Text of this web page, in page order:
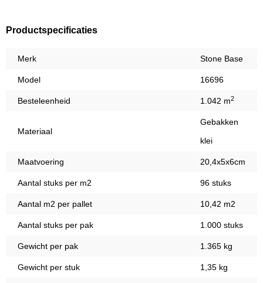
Productspecificaties
Merk Stone Base
Model 16696
Besteleenheid 1.042 m2
Materiaal
Gebakken
klei
Maatvoering 20,4x5x6cm
Aantal stuks per m2 96 stuks
Aantal m2 per pallet 10,42 m2
Aantal stuks per pak 1.000 stuks
Gewicht per pak 1.365 kg
Gewicht per stuk 1,35 kg